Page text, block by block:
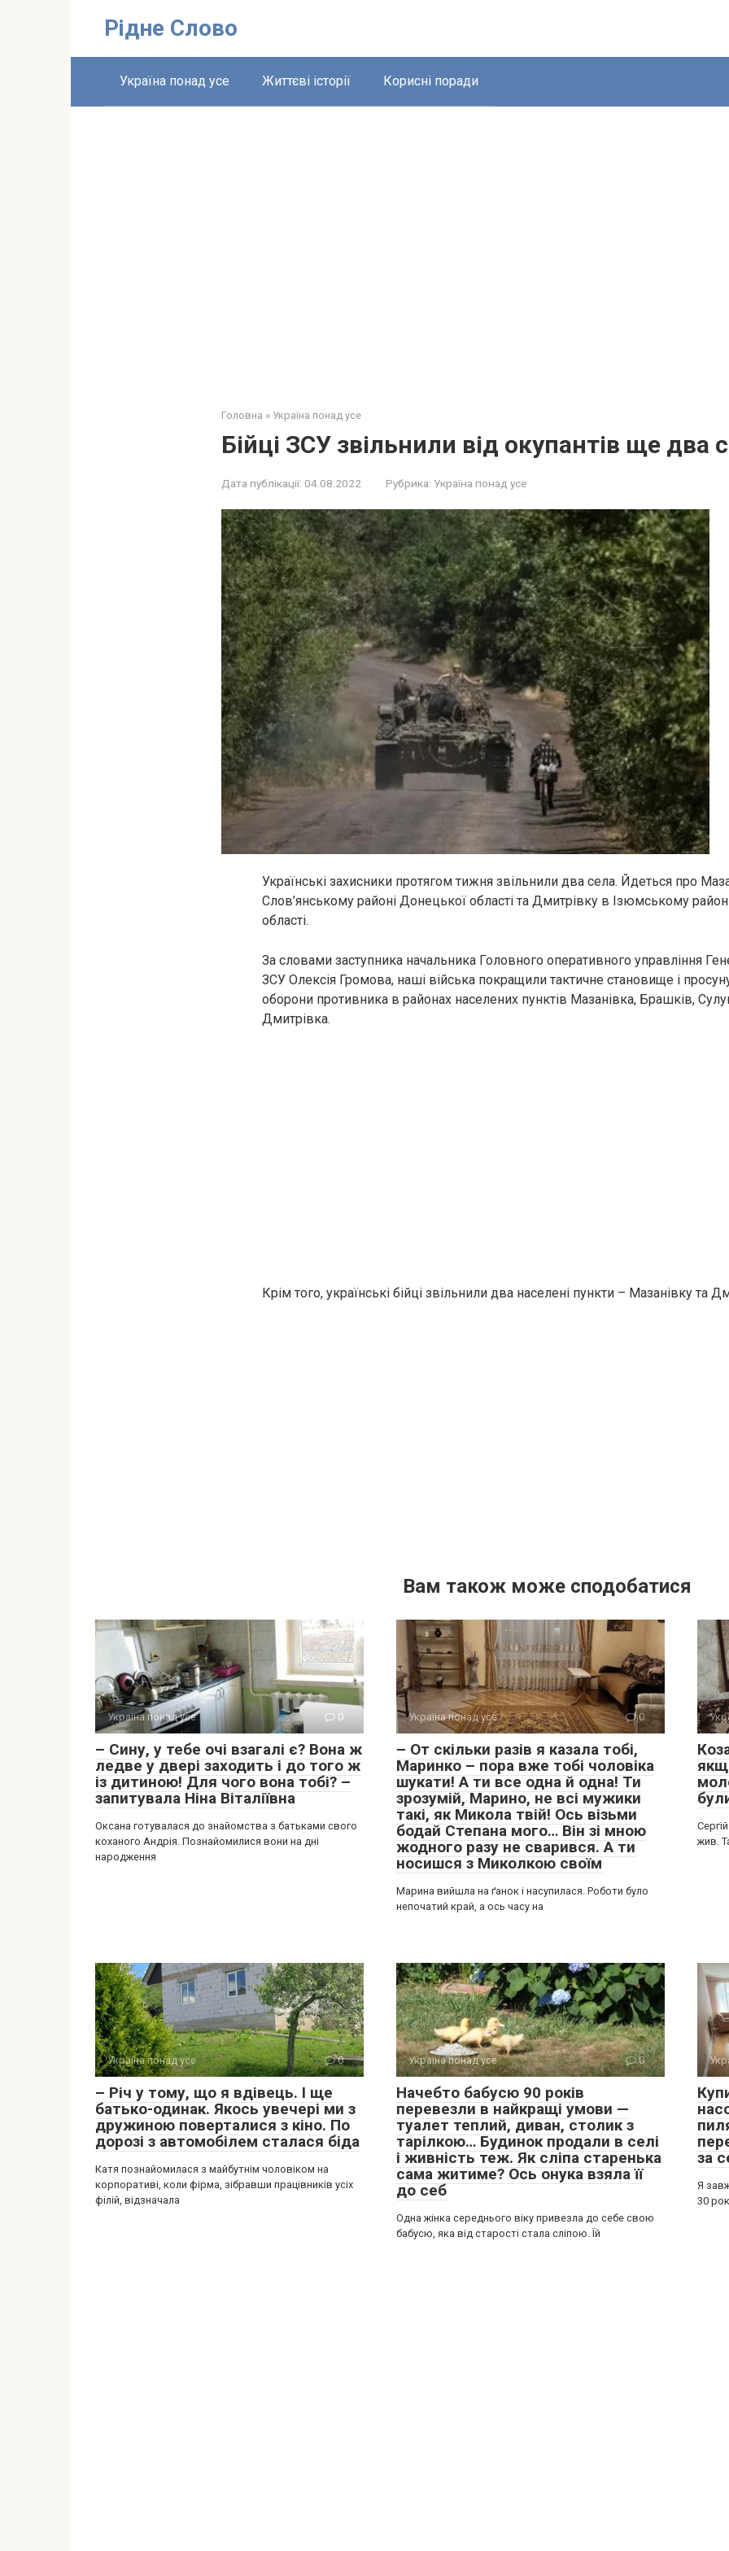
Рідне Слово
Україна понад усе Життєві історії Корисні поради
Головна » Україна понад усе
Бійці ЗСУ звільнили від окупантів ще два
Дата публікації: 04.08.2022 Рубрика: Україна понад усе
Українські захисники протягом тижня звільнили два села. Йдеться про
Слов’янському районі Донецької області та Дмитрівку в Ізюмському
області.
За словами заступника начальника Головного оперативного управління
ЗСУ Олексія Громова, наші війська покращили тактичне становище і
оборони противника в районах населених пунктів Мазанівка, Брашків,
Дмитрівка.
Крім того, українські бійці звільнили два населені пункти – Мазанівку та
Вам також може сподобатися
Україна понад усе 0
– Сину, у тебе очі взагалі є? Вона ж
ледве у двері заходить і до того ж
із дитиною! Для чого вона тобі? –
запитувала Ніна Віталіївна
Оксана готувалася до знайомства з батьками свого
коханого Андрія. Познайомилися вони на дні
народження
Україна понад усе 0
– От скільки разів я казала тобі,
Маринко – пора вже тобі чоловіка
шукати! А ти все одна й одна! Ти
зрозумій, Марино, не всі мужики
такі, як Микола твій! Ось візьми
бодай Степана мого… Він зі мною
жодного разу не сварився. А ти
носишся з Миколкою своїм
Марина вийшла на ґанок і насупилася. Роботи було
непочатий край, а ось часу на
жив.
Україна понад усе 0
– Річ у тому, що я вдівець. І ще
батько-одинак. Якось увечері ми з
дружиною поверталися з кіно. По
дорозі з автомобілем сталася біда
Катя познайомилася з майбутнім чоловіком на
корпоративі, коли фірма, зібравши працівників усіх
філій, відзначала
Україна понад усе 0
Начебто бабусю 90 років
перевезли в найкращі умови —
туалет теплий, диван, столик з
тарілкою… Будинок продали в селі
і живність теж. Як сліпа старенька
сама житиме? Ось онука взяла її
до себ
Одна жінка середнього віку привезла до себе свою
бабусю, яка від старості стала сліпою. Їй
за
Я
30